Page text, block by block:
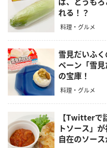
れる！？
料理・グルメ
雪見だいふ
ペーン「雪
の宝庫！
料理・グルメ
【Twitterで
トソース」
自在のソー